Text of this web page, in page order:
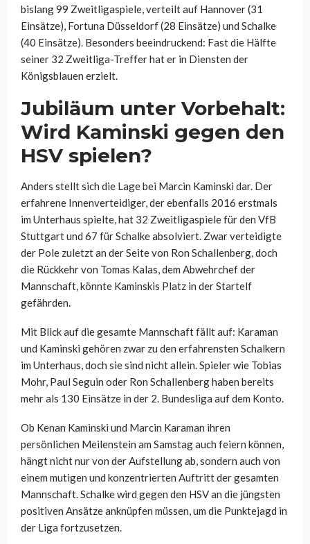
bislang 99 Zweitligaspiele, verteilt auf Hannover (31
Einsätze), Fortuna Düsseldorf (28 Einsätze) und Schalke
(40 Einsätze). Besonders beeindruckend: Fast die Hälfte
seiner 32 Zweitliga-Treffer hat er in Diensten der
Königsblauen erzielt.
Jubiläum unter Vorbehalt:
Wird Kaminski gegen den
HSV spielen?
Anders stellt sich die Lage bei Marcin Kaminski dar. Der
erfahrene Innenverteidiger, der ebenfalls 2016 erstmals
im Unterhaus spielte, hat 32 Zweitligaspiele für den VfB
Stuttgart und 67 für Schalke absolviert. Zwar verteidigte
der Pole zuletzt an der Seite von Ron Schallenberg, doch
die Rückkehr von Tomas Kalas, dem Abwehrchef der
Mannschaft, könnte Kaminskis Platz in der Startelf
gefährden.
Mit Blick auf die gesamte Mannschaft fällt auf: Karaman
und Kaminski gehören zwar zu den erfahrensten Schalkern
im Unterhaus, doch sie sind nicht allein. Spieler wie Tobias
Mohr, Paul Seguin oder Ron Schallenberg haben bereits
mehr als 130 Einsätze in der 2. Bundesliga auf dem Konto.
Ob Kenan Kaminski und Marcin Karaman ihren
persönlichen Meilenstein am Samstag auch feiern können,
hängt nicht nur von der Aufstellung ab, sondern auch von
einem mutigen und konzentrierten Auftritt der gesamten
Mannschaft. Schalke wird gegen den HSV an die jüngsten
positiven Ansätze anknüpfen müssen, um die Punktejagd in
der Liga fortzusetzen.